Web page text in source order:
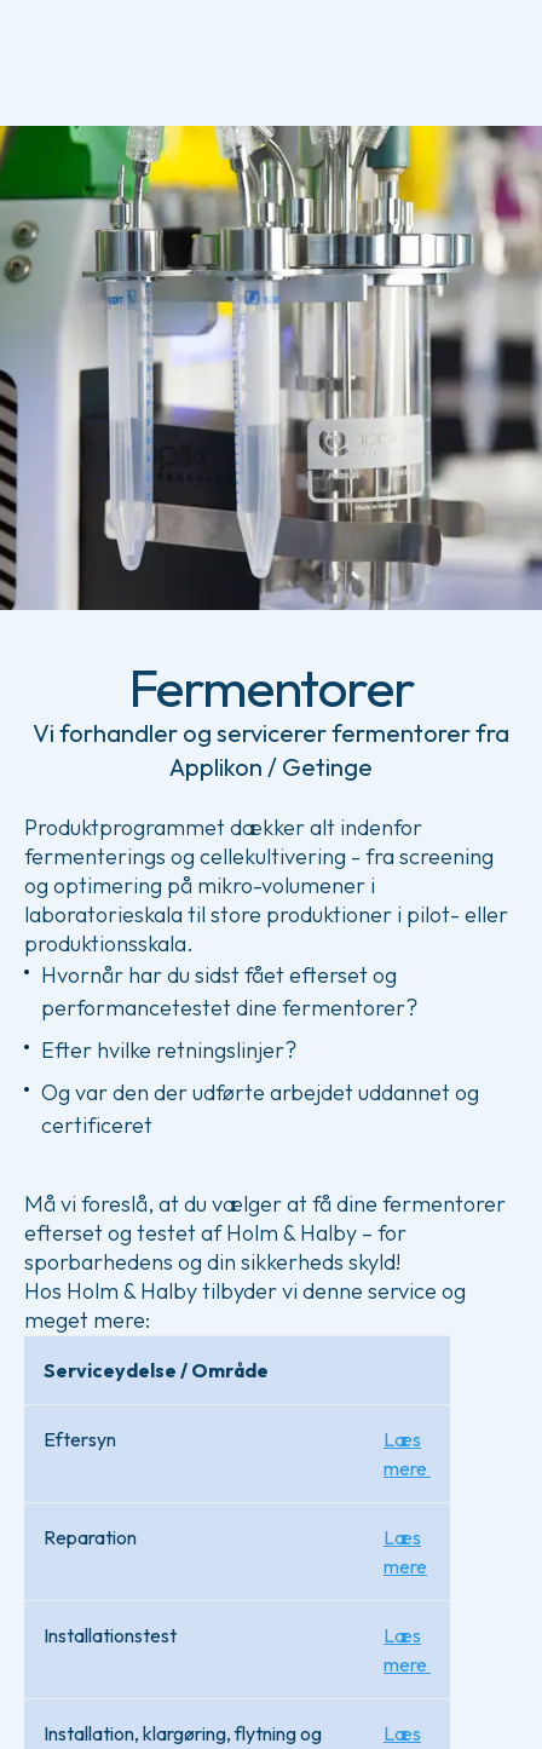
Fermentorer
Vi forhandler og servicerer fermentorer fra
Applikon / Getinge
Produktprogrammet dækker alt indenfor
fermenterings og cellekultivering - fra screening
og optimering på mikro-volumener i
laboratorieskala til store produktioner i pilot- eller
produktionsskala.
Hvornår har du sidst fået efterset og
performancetestet dine fermentorer?
Efter hvilke retningslinjer?
Og var den der udførte arbejdet uddannet og
certificeret
Må vi foreslå, at du vælger at få dine fermentorer
efterset og testet af Holm & Halby – for
sporbarhedens og din sikkerheds skyld!
Hos Holm & Halby tilbyder vi denne service og
meget mere:
Serviceydelse / Område
Eftersyn
Læs
mere
Reparation
Læs
mere
Installationstest
Læs
mere
Installation, klargøring, flytning og
Læs